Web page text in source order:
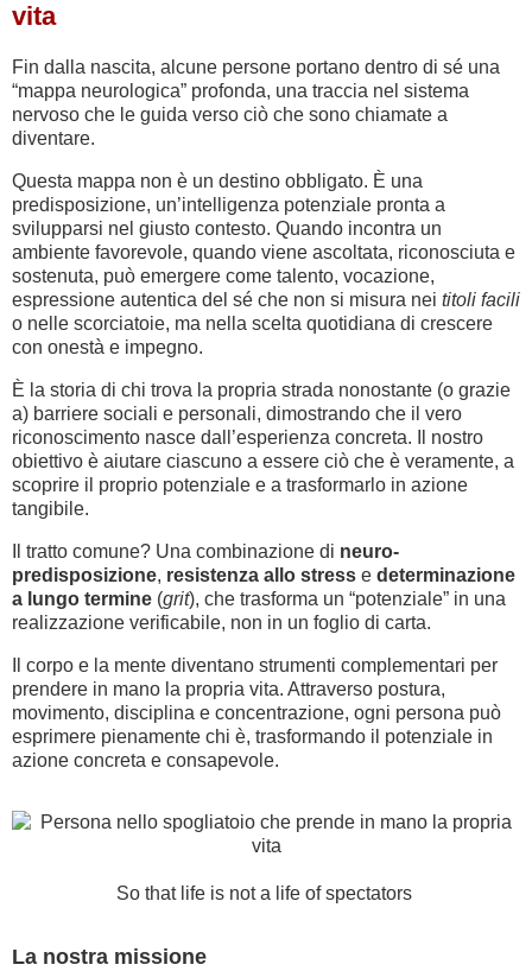
vita
Fin dalla nascita, alcune persone portano dentro di sé una
“mappa neurologica” profonda, una traccia nel sistema
nervoso che le guida verso ciò che sono chiamate a
diventare.
Questa mappa non è un destino obbligato. È una
predisposizione, un’intelligenza potenziale pronta a
svilupparsi nel giusto contesto. Quando incontra un
ambiente favorevole, quando viene ascoltata, riconosciuta e
sostenuta, può emergere come talento, vocazione,
espressione autentica del sé che non si misura nei titoli facili
o nelle scorciatoie, ma nella scelta quotidiana di crescere
con onestà e impegno.
È la storia di chi trova la propria strada nonostante (o grazie
a) barriere sociali e personali, dimostrando che il vero
riconoscimento nasce dall’esperienza concreta. Il nostro
obiettivo è aiutare ciascuno a essere ciò che è veramente, a
scoprire il proprio potenziale e a trasformarlo in azione
tangibile.
Il tratto comune? Una combinazione di neuro-
predisposizione, resistenza allo stress e determinazione
a lungo termine (grit), che trasforma un “potenziale” in una
realizzazione verificabile, non in un foglio di carta.
Il corpo e la mente diventano strumenti complementari per
prendere in mano la propria vita. Attraverso postura,
movimento, disciplina e concentrazione, ogni persona può
esprimere pienamente chi è, trasformando il potenziale in
azione concreta e consapevole.
So that life is not a life of spectators
La nostra missione